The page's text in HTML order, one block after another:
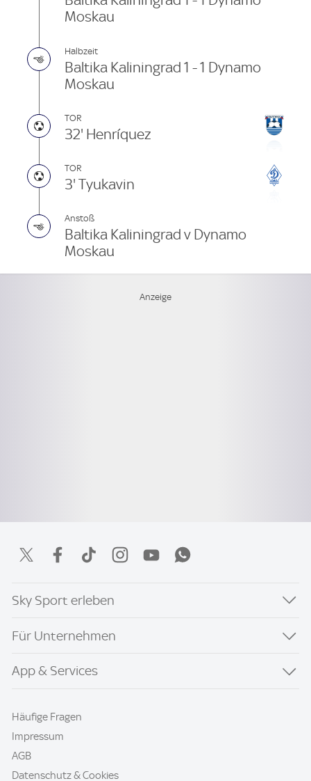
Moskau
Halbzeit
Baltika Kaliningrad 1 - 1 Dynamo
Moskau
TOR
32' Henríquez
TOR
3' Tyukavin
Anstoß
Baltika Kaliningrad v Dynamo
Moskau
Sky Sport erleben
Für Unternehmen
App & Services
Häufige Fragen
Impressum
AGB
Datenschutz & Cookies